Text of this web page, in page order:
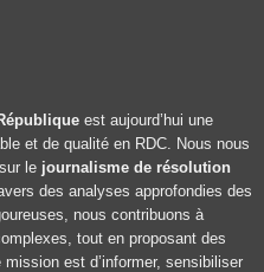
est aujourd’hui une
et de qualité en RDC. Nous nous
le journalisme de résolution
des analyses approfondies des
nous contribuons à
tout en proposant des
est d’informer, sensibiliser